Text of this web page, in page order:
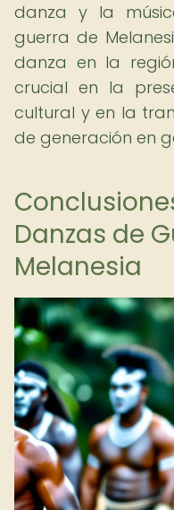
danza y la
guerra de
danza en la
crucial en la
cultural y en la
de generación en
Danzas de
Melanesia